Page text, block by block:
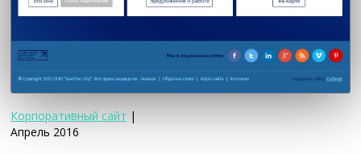
Корпоративный сайт |
Апрель 2016